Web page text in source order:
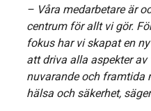
– Våra medarbetare är
centrum för allt vi gör.
fokus har vi skapat en
att driva alla aspekter
nuvarande och framtida
hälsa och säkerhet,